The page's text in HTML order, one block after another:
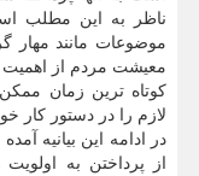
ناظر به این مطلب
موضوعات مانند مهار
معیشت مردم از اهمیت
کوتاه ترین زمان
لازم را در دستور کار
در ادامه این بیانیه
از پرداختن به